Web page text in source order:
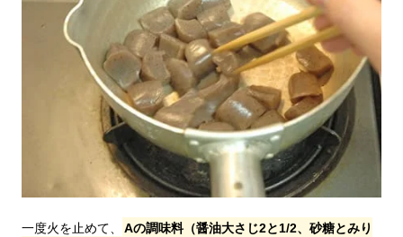
一度火を止めて、
Aの調味料（醤油大さじ2と1/2、砂糖とみり